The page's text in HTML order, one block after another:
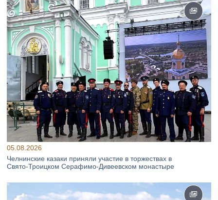
05.08.2026
Челнинские казаки приняли участие в торжествах в
Свято‑Троицком Серафимо‑Дивеевском монастыре